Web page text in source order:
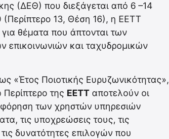
(ΔΕΘ) που διεξάγεται από 6 –14
13, Θέση 16), η ΕΕΤΤ
θέματα που άπτονται των
επικοινωνιών και ταχυδρομικών
«Έτος Ποιοτικής Ευρυζωνικότητας»,
της ΕΕΤΤ αποτελούν οι
των χρηστών υπηρεσιών
τις υποχρεώσεις τους, τις
δυνατότητες επιλογών που